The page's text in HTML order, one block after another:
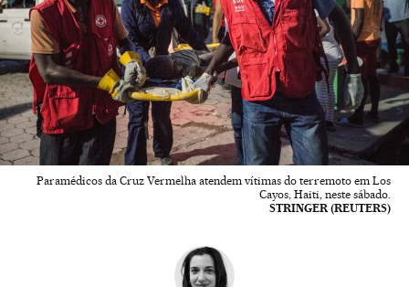
Paramédicos da Cruz Vermelha atendem vítimas do terremoto em Los
Cayos, Haiti, neste sábado.
STRINGER (REUTERS)